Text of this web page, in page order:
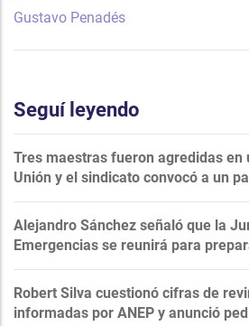
Gustavo Penadés
Seguí leyendo
Tres maestras fueron agredidas en
Unión y el sindicato convocó a un
Alejandro Sánchez señaló que la
Emergencias se reunirá para
Robert Silva cuestionó cifras de
informadas por ANEP y anunció